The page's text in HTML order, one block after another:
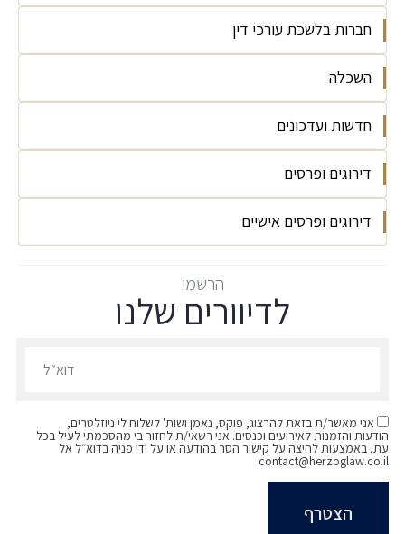
מימון חברות
מימון עסקאות נדל"ן
מימון פרויקטים
עוזר מחקר (מיזוגים ורכישות) באוניברסיטת
בר-אילן (2006-2007)
חברות בלשכת עורכי דין
ישראל, 2009השכלה
שנת 2008
בהצטיינות, שנת 2008
חדשות ועדכונים
עסקת מכירת אחזקות בעופר השקעות
Herzog Fox & Neeman is Pleased to
Announce the Appointment of 15 New
Partners | 2018
דירוגים ופרסים
לשנת 2025
דירוגים ופרסים אישיים
מומלץ בתחום בנקאות ופיננסים (The Legal 500
הרשמו
לדיוורים שלנו
אני מאשר/ת בזאת להרצוג, פוקס, נאמן ושות' לשלוח לי ניוזלטרים,
הודעות והזמנות לאירועים וכנסים. אני רשאי/ת לחזור בי מהסכמתי לעיל בכל
עת, באמצעות לחיצה על קישור הסר בהודעה או על ידי פניה בדוא״ל אל
contact@herzoglaw.co.il